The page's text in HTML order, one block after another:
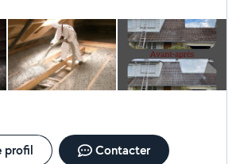
Isolation des
Pour information, nos
et vérification de Toiture sont
son garantie 5 ans
profil Contacter